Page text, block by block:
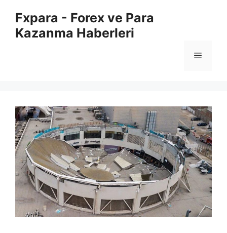
Fxpara - Forex ve Para
Kazanma Haberleri
Menü